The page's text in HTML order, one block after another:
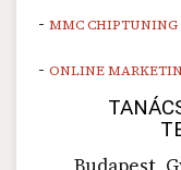
- MMC CHIPTUNING
- ONLINE